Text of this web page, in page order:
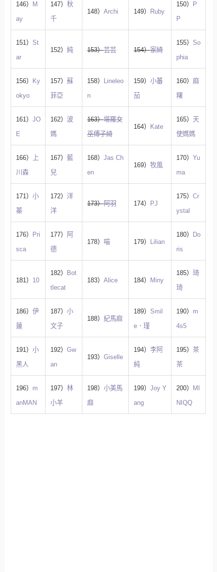
146）
M
ay
147） 秋
千
148） Archi 149） Ruby
150）
P
P
151） St
ar
152） 純 153）芸芸 154）家綺
155） So
phia
156）
Ky
okyo
157） 蘇
菲亞
158）
Lineleo
n
159） 小蕃
茄
160） 麻
糬
161） JO
E
162） 波
媽
163）塔羅女
巫傅子綺
164） Kate
165） 天
使媽媽
166）
上
川森
167） 藍
兒
168） Jas Ch
en
169） 牧風
170） Yu
ma
171） 小
蓁
172） 洋
洋
173）阿羽 174） PJ
175） Cr
ystal
176）
Pri
sca
177）
阿
德
178） 喵 179） Lilian
180）
Do
ris
181） 10
182）
Bot
tlecat
183） Alice 184） Miny
185） 琦
琦
186） 伊
蓮
187） 小
文子
188） 紀馬麻
189） Smil
e．瑾
190） m
4s5
191） 小
黑人
192） Gw
an
193） Giselle
194） 李阿
純
195） 茶
茶
196） m
anMAN
197） 林
小羊
198） 小美馬
麻
199） Joy Y
ang
200）
MI
NIQQ